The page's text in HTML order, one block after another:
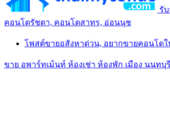
รั
คอนโดรัชดา, คอนโดสาทร, อ่อนนุช
โพสต์ขายอสังหาด่วน, อยากขายคอนโด
ขาย อพาร์ทเม้นท์ ห้องเช่า ห้องพัก เมือง นนทบุรี